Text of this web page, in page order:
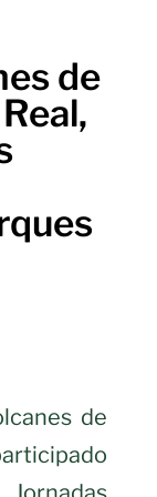
de
de